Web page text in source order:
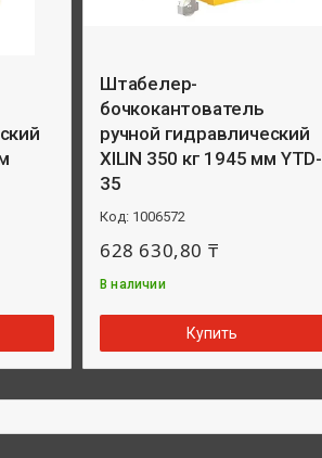
Штабелер-
бочкокантователь
ручной гидравлический
XILIN 350 кг 1945 мм YTD-
35
1006572
628 630,80 ₸
В наличии
Купить